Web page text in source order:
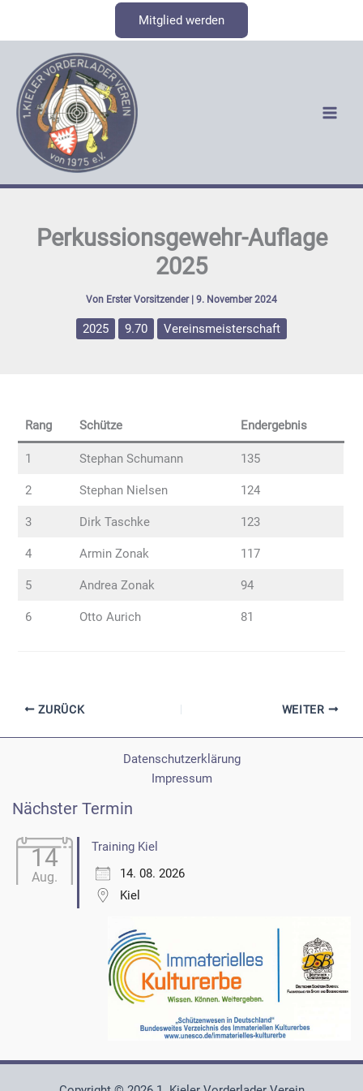
Mitglied werden
Perkussionsgewehr-Auflage
2025
Von Erster Vorsitzender 9. November 2024
2025 9.70 Vereinsmeisterschaft
Rang Schütze Endergebnis
1 Stephan Schumann 135
2 Stephan Nielsen 124
3 Dirk Taschke 123
4 Armin Zonak 117
5 Andrea Zonak 94
6 Otto Aurich 81
ZURÜCK WEITER
Datenschutzerklärung
Impressum
Nächster Termin
14
Aug.
Training Kiel
14. 08. 2026
Kiel